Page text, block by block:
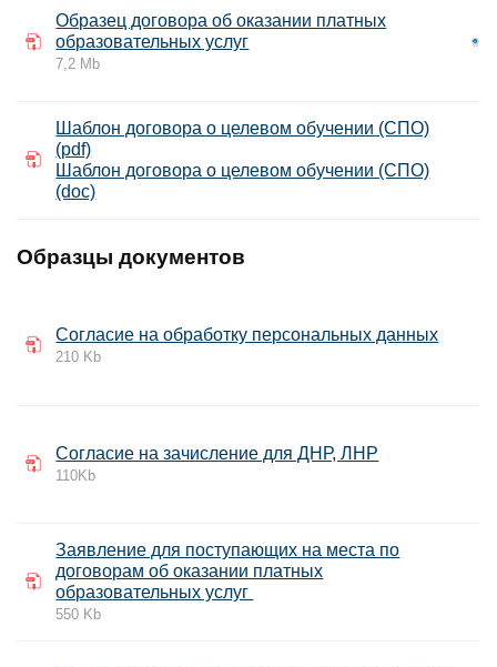
Образец договора об оказании платных
образовательных услуг
7,2 Mb
Шаблон договора о целевом обучении (СПО)
(pdf)
Шаблон договора о целевом обучении (СПО)
(doc)
Образцы документов
Согласие на обработку персональных данных
210 Kb
Cогласие на зачисление для ДНР, ЛНР
110Kb
Заявление для поступающих на места по
договорам об оказании платных
образовательных услуг
550 Kb